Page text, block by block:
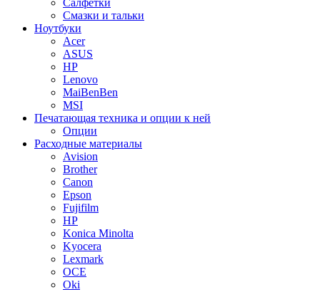
Салфетки
Смазки и тальки
Ноутбуки
Acer
ASUS
HP
Lenovo
MaiBenBen
MSI
Печатающая техника и опции к ней
Опции
Расходные материалы
Avision
Brother
Canon
Epson
Fujifilm
HP
Konica Minolta
Kyocera
Lexmark
OCE
Oki